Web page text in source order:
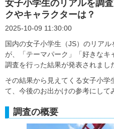
女子小学生のリアルを調
クやキャラクターは？
2025-10-09 11:30:00
国内の女子小学生（JS）のリアル
が、「テーマパーク」「好きなキ
調査を行った結果が発表されまし
その結果から見えてくる女子小
て、今後のお出かけの参考にして
調査の概要